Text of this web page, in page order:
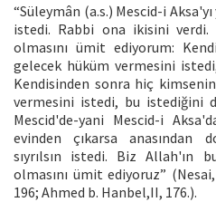
“Süleymân (a.s.) Mescid-i
istedi. Rabbi ona ikisini verdi.
olmasını ümit ediyorum:
gelecek hüküm vermesini
Kendisinden sonra hiç
vermesini istedi, bu istediğini
Mescid'de-yani Mescid-i
evinden çıkarsa anasından
sıyrılsın istedi. Biz Allah'ın
olmasını ümit ediyoruz”
196; Ahmed b. Hanbel,II, 176.).